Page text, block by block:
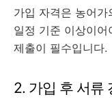
가입 자격은 농어
일정 기준 이상이
제출이 필수입니다.
2. 가입 후 서류